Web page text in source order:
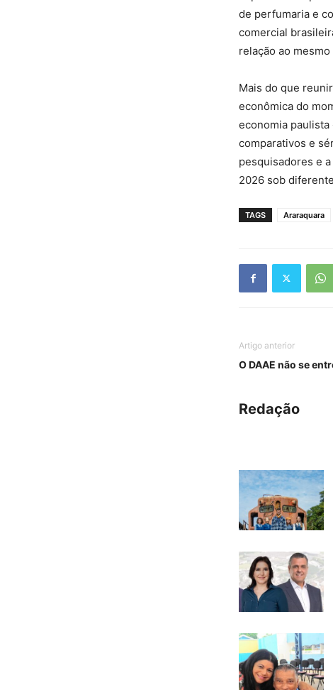
de perfumaria e
comercial
relação ao
Mais do que
econômica do
economia
comparativos e
pesquisadores e
2026 sob
TAGS Araraquara
Artigo anterior
O DAAE não se
Redação